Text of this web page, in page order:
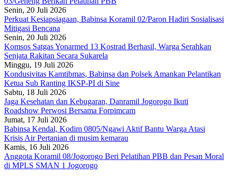
Senin, 20 Juli 2026
Perkuat Kesiapsiagaan, Babinsa Koramil 02/Paron Hadiri Sosialisasi
Mitigasi Bencana
Senin, 20 Juli 2026
Komsos Satgas Yonarmed 13 Kostrad Berhasil, Warga Serahkan
Senjata Rakitan Secara Sukarela
Minggu, 19 Juli 2026
Kondusivitas Kamtibmas, Babinsa dan Polsek Amankan Pelantikan
Ketua Sub Ranting IKSP-PI di Sine
Sabtu, 18 Juli 2026
Jaga Kesehatan dan Kebugaran, Danramil Jogorogo Ikuti
Roadshow Perwosi Bersama Forpimcam
Jumat, 17 Juli 2026
Babinsa Kendal, Kodim 0805/Ngawi Aktif Bantu Warga Atasi
Krisis Air Pertanian di musim kemarau
Kamis, 16 Juli 2026
Anggota Koramil 08/Jogorogo Beri Pelatihan PBB dan Pesan Moral
di MPLS SMAN 1 Jogorogo